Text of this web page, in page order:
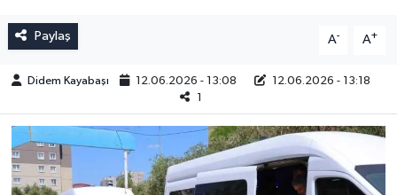
Paylaş A- A+
Didem Kayabaşı 12.06.2026 - 13:08
12.06.2026 - 13:18
1